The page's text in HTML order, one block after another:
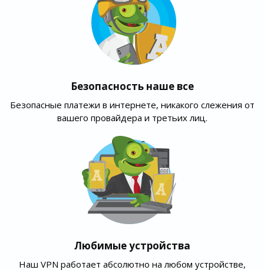
Безопасность наше все
Безопасные платежи в интернете, никакого слежения от
вашего провайдера и третьих лиц.
Любимые устройства
Наш VPN работает абсолютно на любом устройстве,